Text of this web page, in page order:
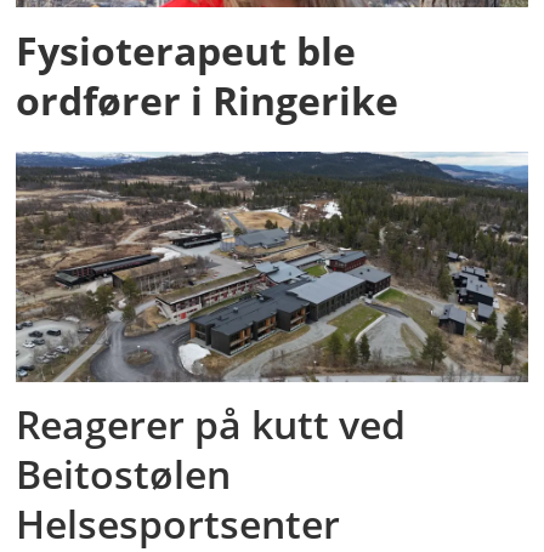
Fysioterapeut ble
ordfører i Ringerike
Reagerer på kutt ved
Beitostølen
Helsesportsenter